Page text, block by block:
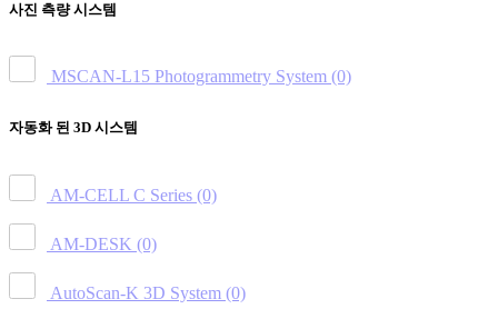
사진 측량 시스템
MSCAN-L15 Photogrammetry System (0)
자동화 된 3D 시스템
AM-CELL C Series (0)
AM-DESK (0)
AutoScan-K 3D System (0)